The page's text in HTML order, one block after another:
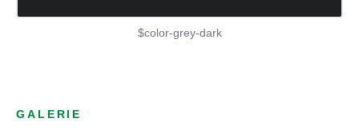
$color-grey-dark
GALERIE